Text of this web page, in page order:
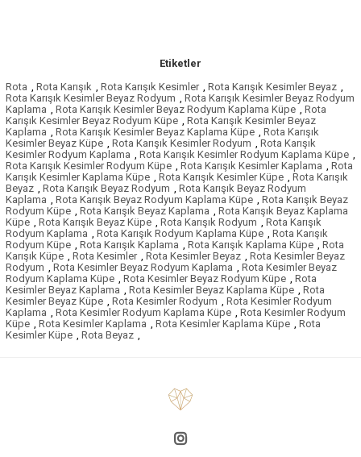
Etiketler
Rota , Rota Karışık , Rota Karışık Kesimler , Rota Karışık Kesimler Beyaz ,
Rota Karışık Kesimler Beyaz Rodyum , Rota Karışık Kesimler Beyaz Rodyum
Kaplama , Rota Karışık Kesimler Beyaz Rodyum Kaplama Küpe , Rota
Karışık Kesimler Beyaz Rodyum Küpe , Rota Karışık Kesimler Beyaz
Kaplama , Rota Karışık Kesimler Beyaz Kaplama Küpe , Rota Karışık
Kesimler Beyaz Küpe , Rota Karışık Kesimler Rodyum , Rota Karışık
Kesimler Rodyum Kaplama , Rota Karışık Kesimler Rodyum Kaplama Küpe ,
Rota Karışık Kesimler Rodyum Küpe , Rota Karışık Kesimler Kaplama , Rota
Karışık Kesimler Kaplama Küpe , Rota Karışık Kesimler Küpe , Rota Karışık
Beyaz , Rota Karışık Beyaz Rodyum , Rota Karışık Beyaz Rodyum
Kaplama , Rota Karışık Beyaz Rodyum Kaplama Küpe , Rota Karışık Beyaz
Rodyum Küpe , Rota Karışık Beyaz Kaplama , Rota Karışık Beyaz Kaplama
Küpe , Rota Karışık Beyaz Küpe , Rota Karışık Rodyum , Rota Karışık
Rodyum Kaplama , Rota Karışık Rodyum Kaplama Küpe , Rota Karışık
Rodyum Küpe , Rota Karışık Kaplama , Rota Karışık Kaplama Küpe , Rota
Karışık Küpe , Rota Kesimler , Rota Kesimler Beyaz , Rota Kesimler Beyaz
Rodyum , Rota Kesimler Beyaz Rodyum Kaplama , Rota Kesimler Beyaz
Rodyum Kaplama Küpe , Rota Kesimler Beyaz Rodyum Küpe , Rota
Kesimler Beyaz Kaplama , Rota Kesimler Beyaz Kaplama Küpe , Rota
Kesimler Beyaz Küpe , Rota Kesimler Rodyum , Rota Kesimler Rodyum
Kaplama , Rota Kesimler Rodyum Kaplama Küpe , Rota Kesimler Rodyum
Küpe , Rota Kesimler Kaplama , Rota Kesimler Kaplama Küpe , Rota
Kesimler Küpe , Rota Beyaz ,